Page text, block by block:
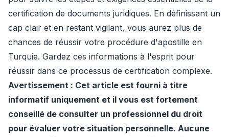
certification de documents juridiques. En définissant un
cap clair et en restant vigilant, vous aurez plus de
chances de réussir votre procédure d'apostille en
Turquie. Gardez ces informations à l'esprit pour
réussir dans ce processus de certification complexe.
Avertissement : Cet article est fourni à titre
informatif uniquement et il vous est fortement
conseillé de consulter un professionnel du droit
pour évaluer votre situation personnelle. Aucune